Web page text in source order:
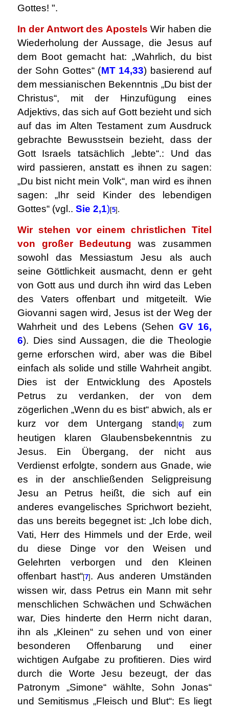
Gottes! ".
In der Antwort des Apostels Wir haben die
Wiederholung der Aussage, die Jesus auf
dem Boot gemacht hat: „Wahrlich, du bist
der Sohn Gottes“ (MT 14,33) basierend auf
dem messianischen Bekenntnis „Du bist der
Christus“, mit der Hinzufügung eines
Adjektivs, das sich auf Gott bezieht und sich
auf das im Alten Testament zum Ausdruck
gebrachte Bewusstsein bezieht, dass der
Gott Israels tatsächlich „lebte“.: Und das
wird passieren, anstatt es ihnen zu sagen:
„Du bist nicht mein Volk“, man wird es ihnen
sagen: „Ihr seid Kinder des lebendigen
Gottes“ (vgl.. Sie 2,1)[5] .
Wir stehen vor einem christlichen Titel
von großer Bedeutung
was zusammen
sowohl das Messiastum Jesu als auch
seine Göttlichkeit ausmacht, denn er geht
von Gott aus und durch ihn wird das Leben
des Vaters offenbart und mitgeteilt. Wie
Giovanni sagen wird, Jesus ist der Weg der
Wahrheit und des Lebens (Sehen GV 16,
6). Dies sind Aussagen, die die Theologie
gerne erforschen wird, aber was die Bibel
einfach als solide und stille Wahrheit angibt.
Dies ist der Entwicklung des Apostels
Petrus zu verdanken, der von dem
zögerlichen „Wenn du es bist“ abwich, als er
kurz vor dem Untergang stand [6]
zum
heutigen klaren Glaubensbekenntnis zu
Jesus. Ein Übergang, der nicht aus
Verdienst erfolgte, sondern aus Gnade, wie
es in der anschließenden Seligpreisung
Jesu an Petrus heißt, die sich auf ein
anderes evangelisches Sprichwort bezieht,
das uns bereits begegnet ist: „Ich lobe dich,
Vati, Herr des Himmels und der Erde, weil
du diese Dinge vor den Weisen und
Gelehrten verborgen und den Kleinen
offenbart hast“[7] . Aus anderen Umständen
wissen wir, dass Petrus ein Mann mit sehr
menschlichen Schwächen und Schwächen
war, Dies hinderte den Herrn nicht daran,
ihn als „Kleinen“ zu sehen und von einer
besonderen Offenbarung und einer
wichtigen Aufgabe zu profitieren. Dies wird
durch die Worte Jesu bezeugt, der das
Patronym „Simone“ wählte, Sohn Jonas“
und Semitismus „Fleisch und Blut“: Es liegt